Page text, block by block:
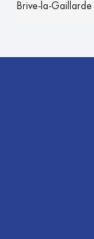
Brive-la-Gaillarde